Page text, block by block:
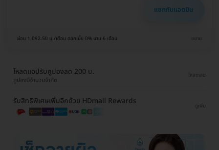
แชทกับแอดมิน
ผ่อน 1,092.50 บ./เดือน ดอกเบี้ย 0% นาน 6 เดือน ขยาย
โหลดแอปรับคูปองลด 200 บ.
คูปองมีจำนวนจำกัด
โหลดเลย
รับสิทธิพิเศษเพิ่มอีกด้วย HDmall Rewards
ดูเพิ่ม